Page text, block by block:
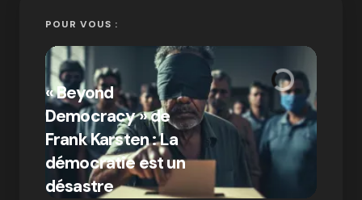
POUR VOUS :
« Beyond
Democracy » de
Frank Karsten : La
démocratie est un
désastre
par Ines Aissani
on 03/10/2024